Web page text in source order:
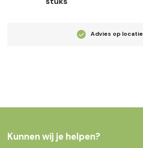
Advies op locatie
Kunnen wij je helpen?